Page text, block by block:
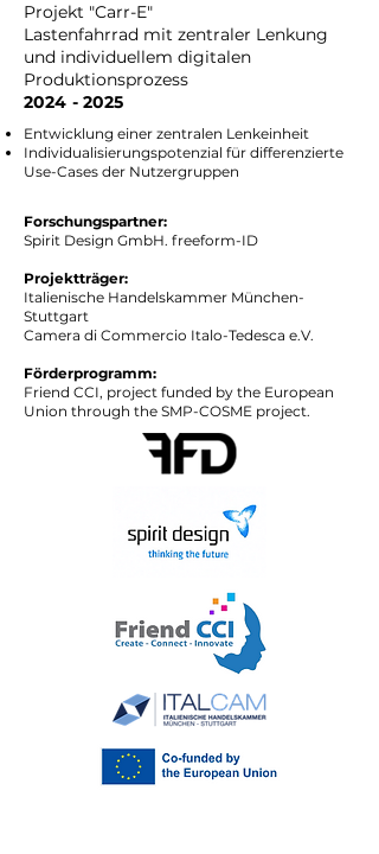
Projekt "Carr-E"
Lastenfahrrad mit zentraler Lenkung
und individuellem digitalen
Produktionsprozess
2024 - 2025
Entwicklung einer zentralen Lenkeinheit
Individualisierungspotenzial für differenzierte
Use-Cases der Nutzergruppen
Forschungspartner:
Spirit Design GmbH. freeform-ID
Projektträger:
Italienische Handelskammer München-
Stuttgart
Camera di Commercio Italo-Tedesca e.V.
Förderprogramm:
Friend CCI, project funded by the European
Union through the SMP-COSME project.